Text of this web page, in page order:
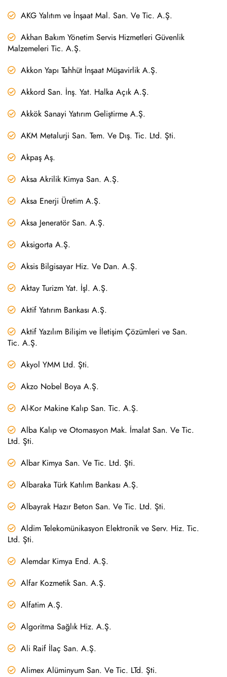
AKG Yalıtım ve İnşaat Mal. San. Ve Tic. A.Ş.
Akhan Bakım Yönetim Servis Hizmetleri Güvenlik
Malzemeleri Tic. A.Ş.
Akkon Yapı Tahhüt İnşaat Müşavirlik A.Ş.
Akkord San. İnş. Yat. Halka Açık A.Ş.
Akkök Sanayi Yatırım Geliştirme A.Ş.
AKM Metalurji San. Tem. Ve Dış. Tic. Ltd. Şti.
Akpaş Aş.
Aksa Akrilik Kimya San. A.Ş.
Aksa Enerji Üretim A.Ş.
Aksa Jeneratör San. A.Ş.
Aksigorta A.Ş.
Aksis Bilgisayar Hiz. Ve Dan. A.Ş.
Aktay Turizm Yat. İşl. A.Ş.
Aktif Yatırım Bankası A.Ş.
Aktif Yazılım Bilişim ve İletişim Çözümleri ve San.
Tic. A.Ş.
Akyol YMM Ltd. Şti.
Akzo Nobel Boya A.Ş.
Al-Kor Makine Kalıp San. Tic. A.Ş.
Alba Kalıp ve Otomasyon Mak. İmalat San. Ve Tic.
Ltd. Şti.
Albar Kimya San. Ve Tic. Ltd. Şti.
Albaraka Türk Katılım Bankası A.Ş.
Albayrak Hazır Beton San. Ve Tic. Ltd. Şti.
Aldim Telekomünikasyon Elektronik ve Serv. Hiz. Tic.
Ltd. Şti.
Alemdar Kimya End. A.Ş.
Alfar Kozmetik San. A.Ş.
Alfatim A.Ş.
Algoritma Sağlık Hiz. A.Ş.
Ali Raif İlaç San. A.Ş.
Alimex Alüminyum San. Ve Tic. LTd. Şti.